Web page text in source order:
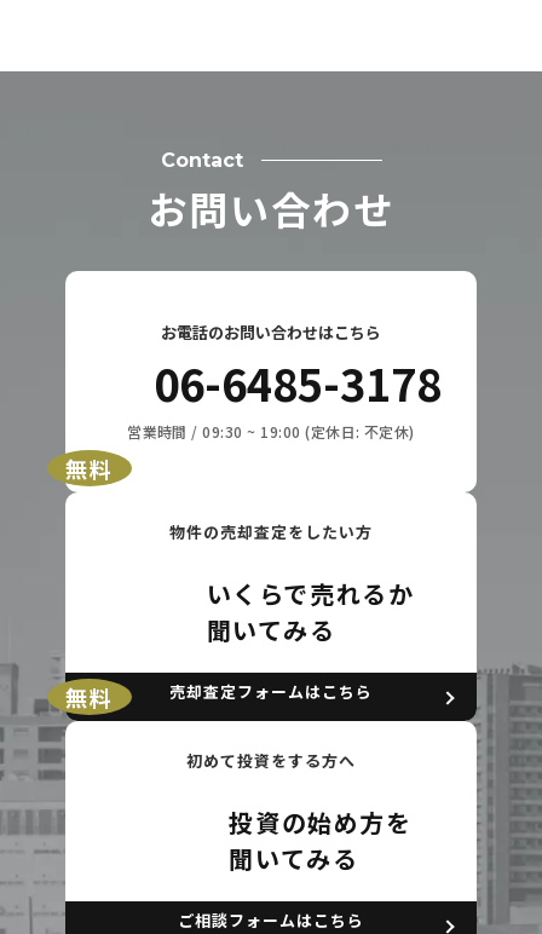
Contact
お問い合わせ
お電話のお問い合わせはこちら
06-6485-3178
営業時間 / 09:30 ~ 19:00 (定休日: 不定休)
無料
物件の売却査定をしたい方
いくらで売れるか
聞いてみる
売却査定フォームはこちら
無料
初めて投資をする方へ
投資の始め方を
聞いてみる
ご相談フォームはこちら